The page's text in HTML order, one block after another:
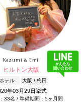
Kazumi & Emi
ヒルトン大阪
ホテル 大阪 / 梅田
年03月29日挙式
33名 / 準備期間：5ヶ月間